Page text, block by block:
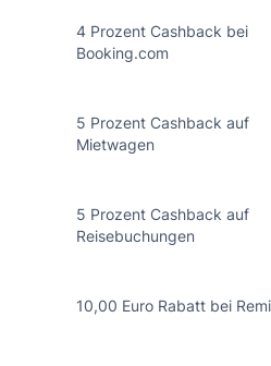
4 Prozent Cashback bei
Booking.com
5 Prozent Cashback auf
Mietwagen
5 Prozent Cashback auf
Reisebuchungen
10,00 Euro Rabatt bei